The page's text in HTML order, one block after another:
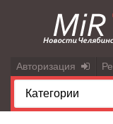
Авторизация